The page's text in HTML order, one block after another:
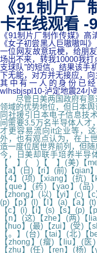
《91制片厂
卡在线观看 -
《91制片厂制作传媒》高
《女子初尝黑人巨嗷嗷
一位网友故意玩梗，给朋
场出不来，转我10000我
支球队”的短信。结果该
下无能，对方并无接应，
其中有一人的身份已
wlhsbjspl10-泸定地震24小
尽管日美两国政府有意
领域的优势地位，但日本
同社援引日本电子信息技
间需要3.5万名半导体人才
才更容易流向it企业等，
外，也有观点认为，在上
造一度位居世界前列，但
今，日美却联手培养半
【 】( )【 】(美)【mei
【a】(日)【ri】(前)【qian
【4】(项)【xiang】(抗)
【que】(药)【yao】(
【zhong】(以)【yi】(c)【
(p)【p】(l)【l】(a)【a】
【c】(i)【i】(s)【s】(p)
【n】(这)【zhe】(两)【
【huo】(最)【zui】(受)
【。】(台)【tai】(北)【
【zhong】(瘤)【liu】(
【zhu】(任)【ren】(杨)